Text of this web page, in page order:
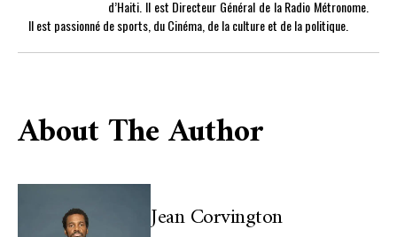
d’Haiti. Il est Directeur Général de la Radio Métronome.
Il est passionné de sports, du Cinéma, de la culture et de la politique.
About The Author
Jean Corvington